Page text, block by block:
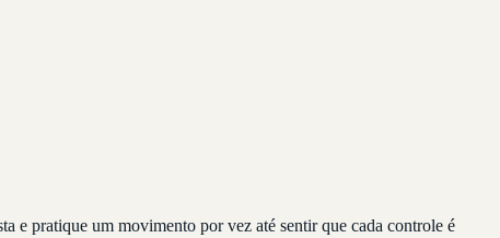
e pratique um movimento por vez até sentir que cada controle é